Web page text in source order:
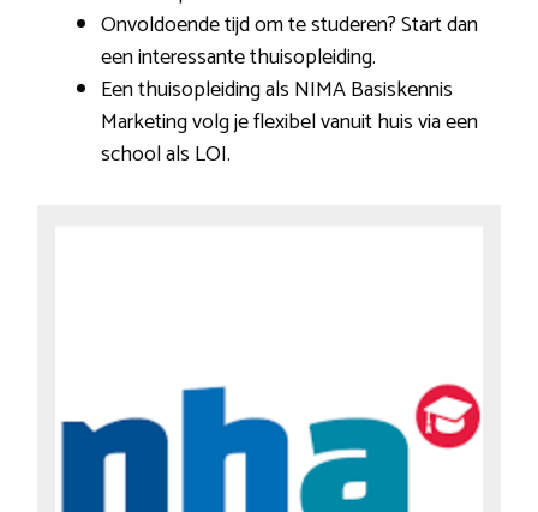
Onvoldoende tijd om te studeren? Start dan
een interessante thuisopleiding.
Een thuisopleiding als NIMA Basiskennis
Marketing volg je flexibel vanuit huis via een
school als LOI.